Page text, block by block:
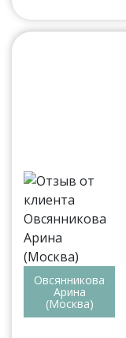
Овсянникова
Арина
(Москва)